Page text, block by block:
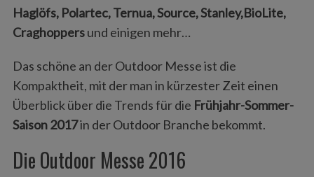
Haglöfs, Polartec, Ternua, Source, Stanley,BioLite,
Craghoppersund einigen mehr…
Das schöne an der Outdoor Messe ist die
Kompaktheit, mit der man in kürzester Zeit einen
Überblick über die Trends für die Frühjahr-Sommer-
Saison 2017in der Outdoor Branche bekommt.
Die Outdoor Messe 2016